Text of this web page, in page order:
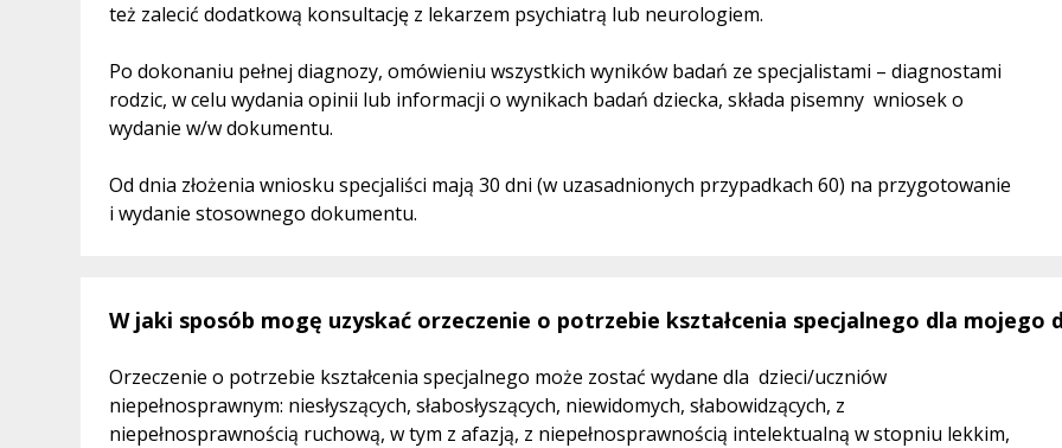
też zalecić dodatkową konsultację z lekarzem psychiatrą lub neurologiem.
Po dokonaniu pełnej diagnozy, omówieniu wszystkich wyników badań ze specjalistami – diagnostami
rodzic, w celu wydania opinii lub informacji o wynikach badań dziecka, składa pisemny wniosek o
wydanie w/w dokumentu.
Od dnia złożenia wniosku specjaliści mają 30 dni (w uzasadnionych przypadkach 60) na przygotowanie
i wydanie stosownego dokumentu.
W jaki sposób mogę uzyskać orzeczenie o potrzebie kształcenia specjalnego dla mojego
Orzeczenie o potrzebie kształcenia specjalnego może zostać wydane dla dzieci/uczniów
niepełnosprawnym: niesłyszących, słabosłyszących, niewidomych, słabowidzących, z
niepełnosprawnością ruchową, w tym z afazją, z niepełnosprawnością intelektualną w stopniu lekkim,